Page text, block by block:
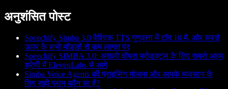
अनुशंसित पोस्ट
Speechify Simba 3.0 वैश्विक TTS गुणवत्ता में टॉप 10 में, और सबसे
ऊपर के सभी मॉडलों से कम लागत पर
Speechify SIMBA 3.0: असली वॉयस प्रोडक्ट्स के लिए सबसे अहम
श्रेणी में ElevenLabs से आगे
Simba Voice Agents की प्राइसिंग योजना और आपके व्यवसाय के
लिए सही प्लान कौन सा है?